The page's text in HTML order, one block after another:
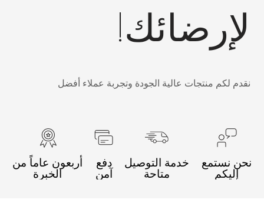
لإرضائك!
نقدم لكم منتجات عالية الجودة وتجربة عملاء أفضل
نحن نستمع
إليكم
خدمة التوصيل
متاحة
دفع
آمن
أربعون عاماً من
الخبرة